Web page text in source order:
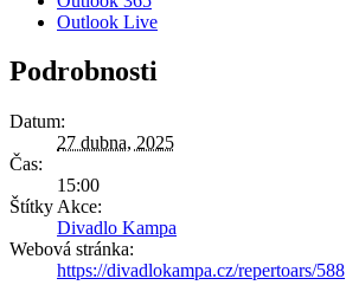
Outlook Live
Podrobnosti
Datum:
27 dubna, 2025
Čas:
15:00
Štítky Akce:
Divadlo Kampa
Webová stránka:
https://divadlokampa.cz/repertoars/588